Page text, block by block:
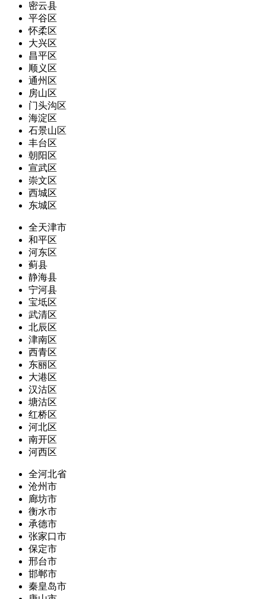
密云县
平谷区
怀柔区
大兴区
昌平区
顺义区
通州区
房山区
门头沟区
海淀区
石景山区
丰台区
朝阳区
宣武区
崇文区
西城区
东城区
全天津市
和平区
河东区
蓟县
静海县
宁河县
宝坻区
武清区
北辰区
津南区
西青区
东丽区
大港区
汉沽区
塘沽区
红桥区
河北区
南开区
河西区
全河北省
沧州市
廊坊市
衡水市
承德市
张家口市
保定市
邢台市
邯郸市
秦皇岛市